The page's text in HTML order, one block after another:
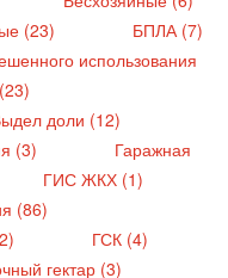
(23)
БПЛА (7)
использования
доли (12)
(3)
Гаражная
ГИС ЖКХ (1)
(86)
ГСК (4)
гектар (3)